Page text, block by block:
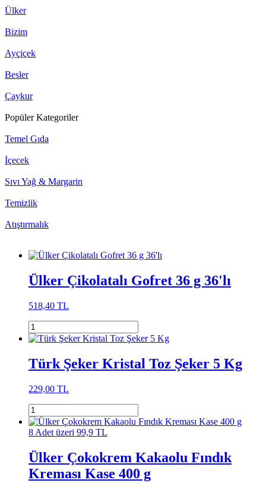
Ülker
Bizim
Ayçiçek
Besler
Çaykur
Popüler Kategoriler
Temel Gıda
İçecek
Sıvı Yağ & Margarin
Temizlik
Atıştırmalık
Ülker Çikolatalı Gofret 36 g 36'lı
518,40 TL
Türk Şeker Kristal Toz Şeker 5 Kg
229,00 TL
8 Adet üzeri 99,9 TL
Ülker Çokokrem Kakaolu Fındık
Kreması Kase 400 g